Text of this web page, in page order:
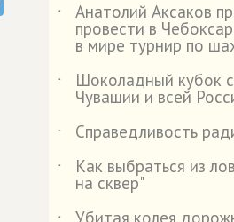
˙ Анатолий Аксаков
провести в
в мире турнир по
˙
Шоколадный кубок
Чувашии и всей
˙
Справедливость
˙
Как выбраться из
на сквер"
Убитая колея